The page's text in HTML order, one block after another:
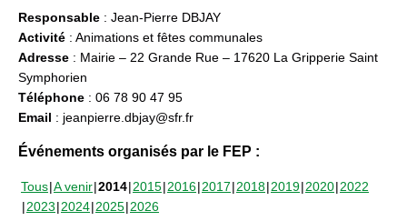
Responsable : Jean-Pierre DBJAY
Activité : Animations et fêtes communales
Adresse : Mairie – 22 Grande Rue – 17620 La Gripperie Saint
Symphorien
Téléphone : 06 78 90 47 95
Email : jeanpierre.dbjay@sfr.fr
Événements organisés par le FEP :
Tous A venir 2014 2015 2016 2017 2018 2019 2020 2022
2023 2024 2025 2026